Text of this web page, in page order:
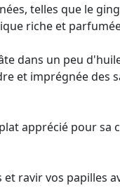
telles que le
riche et
dans un peu
et imprégnée des
apprécié pour sa
ravir vos papilles